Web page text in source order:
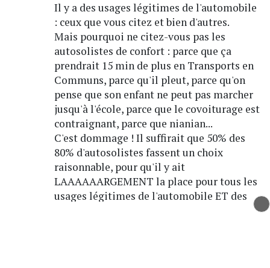
Il y a des usages légitimes de l'automobile
: ceux que vous citez et bien d'autres.
Mais pourquoi ne citez-vous pas les
autosolistes de confort : parce que ça
prendrait 15 min de plus en Transports en
Communs, parce qu'il pleut, parce qu'on
pense que son enfant ne peut pas marcher
jusqu'à l'école, parce que le covoiturage est
contraignant, parce que nianian...
C'est dommage ! Il suffirait que 50% des
80% d'autosolistes fassent un choix
raisonnable, pour qu'il y ait
LAAAAAARGEMENT la place pour tous les
usages légitimes de l'automobile ET des